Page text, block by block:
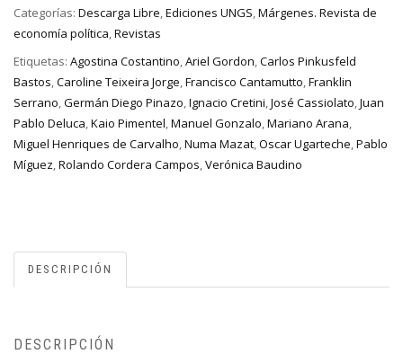
Categorías: Descarga Libre,Ediciones UNGS,Márgenes. Revista de
economía política,Revistas
Etiquetas: Agostina Costantino,Ariel Gordon,Carlos Pinkusfeld
Bastos,Caroline Teixeira Jorge,Francisco Cantamutto,Franklin
Serrano,Germán Diego Pinazo,Ignacio Cretini,José Cassiolato,Juan
Pablo Deluca,Kaio Pimentel,Manuel Gonzalo,Mariano Arana,
Miguel Henriques de Carvalho,Numa Mazat,Oscar Ugarteche,Pablo
Míguez,Rolando Cordera Campos,Verónica Baudino
DESCRIPCIÓN
DESCRIPCIÓN